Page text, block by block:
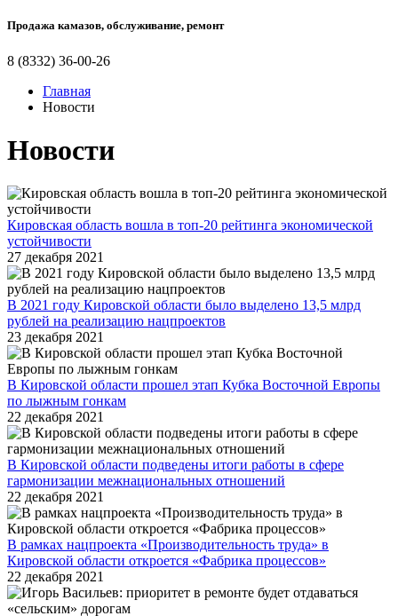
Продажа камазов, обслуживание, ремонт
8 (8332) 36-00-26
Главная
Новости
Новости
Кировская область вошла в топ-20 рейтинга экономической
устойчивости
27 декабря 2021
В 2021 году Кировской области было выделено 13,5 млрд
рублей на реализацию нацпроектов
23 декабря 2021
В Кировской области прошел этап Кубка Восточной Европы
по лыжным гонкам
22 декабря 2021
В Кировской области подведены итоги работы в сфере
гармонизации межнациональных отношений
22 декабря 2021
В рамках нацпроекта «Производительность труда» в
Кировской области откроется «Фабрика процессов»
22 декабря 2021